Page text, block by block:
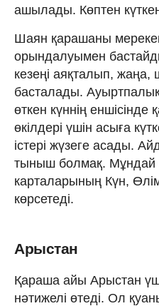
ашылады. Көптен
Шаян қарашаны
орындалуымен
кезеңі аяқталып,
басталады.
өткен күннің еншісінде
өкілдері үшін асыға
істері жүзеге асады.
тыныш болмақ.
карталарының Күн,
көрсетеді.
Арыстан
Қараша айы Арыстан
нәтижелі өтеді. Ол